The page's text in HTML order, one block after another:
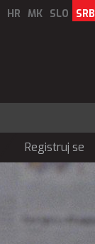
HR MK SLO SRB
Registruj se